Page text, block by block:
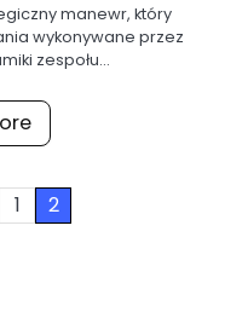
manewr, który
wykonywane przez
zespołu…
1 2